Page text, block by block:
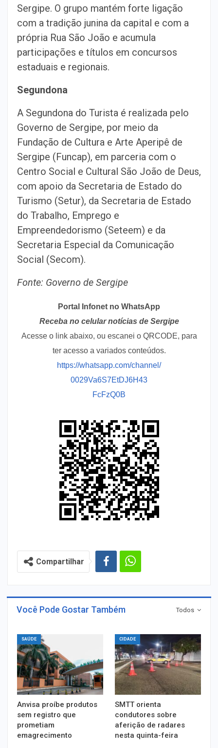
Sergipe. O grupo mantém forte ligação
com a tradição junina da capital e com a
própria Rua São João e acumula
participações e títulos em concursos
estaduais e regionais.
Segundona
A Segundona do Turista é realizada pelo
Governo de Sergipe, por meio da
Fundação de Cultura e Arte Aperipê de
Sergipe (Funcap), em parceria com o
Centro Social e Cultural São João de Deus,
com apoio da Secretaria de Estado do
Turismo (Setur), da Secretaria de Estado
do Trabalho, Emprego e
Empreendedorismo (Seteem) e da
Secretaria Especial da Comunicação
Social (Secom).
Fonte: Governo de Sergipe
Portal Infonet no WhatsApp
Receba no celular notícias de Sergipe
Acesse o link abaixo, ou escanei o QRCODE, para
ter acesso a variados conteúdos.
https://whatsapp.com/channel/
0029Va6S7EtDJ6H43
FcFzQ0B
Compartilhar
Todos
Você Pode Gostar Também
SAÚDE
Anvisa proíbe produtos
sem registro que
prometiam
emagrecimento
CIDADE
SMTT orienta
condutores sobre
aferição de radares
nesta quinta-feira